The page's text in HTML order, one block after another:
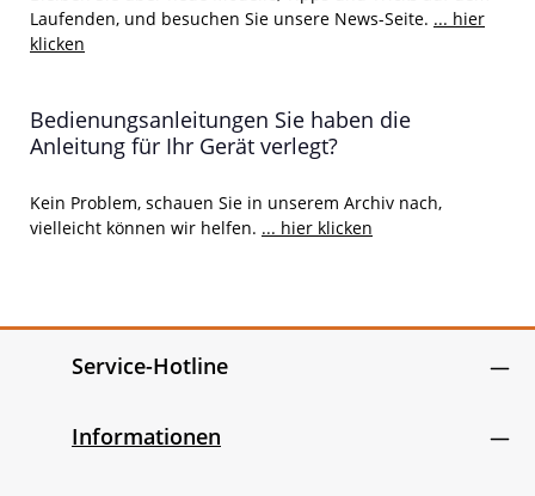
Laufenden, und besuchen Sie unsere News-Seite. ... hier
klicken
Bedienungsanleitungen Sie haben die
Anleitung für Ihr Gerät verlegt?
Kein Problem, schauen Sie in unserem Archiv nach,
vielleicht können wir helfen. ... hier klicken
Service-Hotline
Informationen